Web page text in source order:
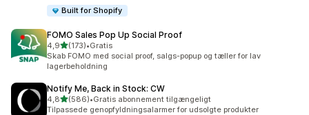
Built for Shopify
FOMO Sales Pop Up Social Proof
4,9ud af 5 stjerner
(173)
173 anmeldelser i alt
•Gratis
Skab FOMO med social proof, salgs-popup og tæller for lav
lagerbeholdning
Notify Me, Back in Stock: CW
4,8ud af 5 stjerner
(586)
586 anmeldelser i alt
•Gratis abonnement tilgængeligt
Tilpassede genopfyldningsalarmer for udsolgte produkter